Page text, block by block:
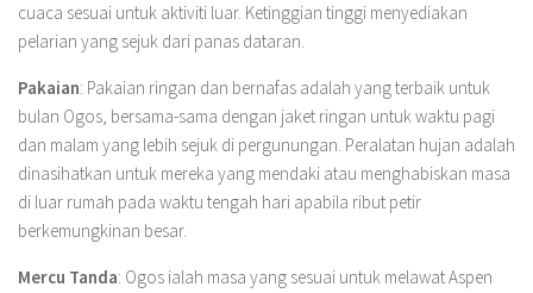
cuaca sesuai untuk aktiviti luar. Ketinggian tinggi menyediakan
pelarian yang sejuk dari panas dataran.
Pakaian: Pakaian ringan dan bernafas adalah yang terbaik untuk
bulan Ogos, bersama-sama dengan jaket ringan untuk waktu pagi
dan malam yang lebih sejuk di pergunungan. Peralatan hujan adalah
dinasihatkan untuk mereka yang mendaki atau menghabiskan masa
di luar rumah pada waktu tengah hari apabila ribut petir
berkemungkinan besar.
Mercu Tanda: Ogos ialah masa yang sesuai untuk melawat Aspen